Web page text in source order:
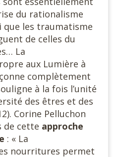
du rationalisme
les traumatisme
de celles du
La
aux Lumière à
complètement
à la fois l’unité
des êtres et des
Corine Pelluchon
de cette approche
: « La
nourritures permet